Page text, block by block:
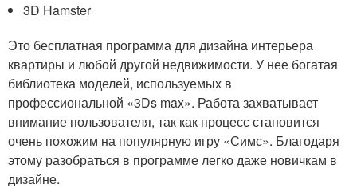
3D Hamster
Это бесплатная программа для дизайна интерьера
квартиры и любой другой недвижимости. У нее богатая
библиотека моделей, используемых в
профессиональной «3Ds max». Работа захватывает
внимание пользователя, так как процесс становится
очень похожим на популярную игру «Симс». Благодаря
этому разобраться в программе легко даже новичкам в
дизайне.